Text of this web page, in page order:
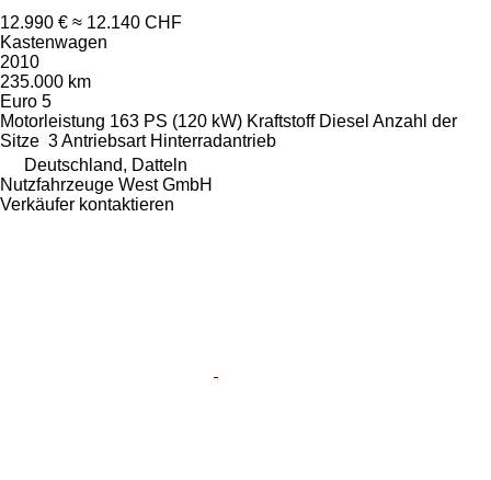
12.990 € ≈ 12.140 CHF
Kastenwagen
2010
235.000 km
Euro 5
Motorleistung 163 PS (120 kW) Kraftstoff Diesel Anzahl der
Sitze 3Antriebsart Hinterradantrieb
Deutschland, Datteln
Nutzfahrzeuge West GmbH
Verkäufer kontaktieren